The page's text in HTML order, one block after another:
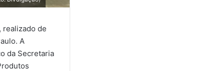
realizado de
A
da Secretaria